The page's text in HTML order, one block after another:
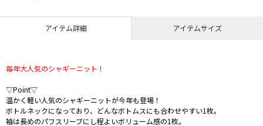
アイテム詳細 アイテムサイズ
毎年大人気のシャギーニット！
▽Point▽
温かく軽い人気のシャギーニットが今年も登場！
ボトルネックになっており、どんなボトムスにも合わせやすい1枚。
袖は長めのパフスリーブにし程よいボリューム感の1枚。